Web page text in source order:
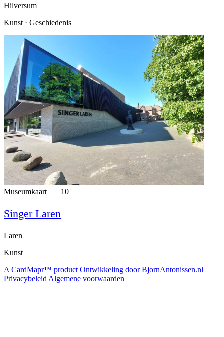
Hilversum
Kunst · Geschiedenis
Museumkaart 10
Singer Laren
Laren
Kunst
A CardMapr™ product Ontwikkeling door BjornAntonissen.nl
Privacybeleid Algemene voorwaarden